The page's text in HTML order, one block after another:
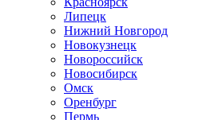
Липецк
Нижний Новгород
Новокузнецк
Новороссийск
Новосибирск
Омск
Оренбург
Пермь